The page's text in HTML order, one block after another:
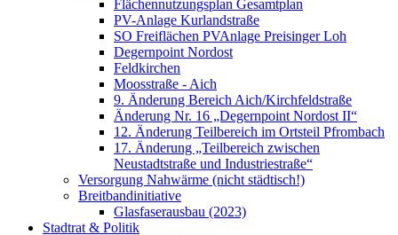
Flächennutzungsplan Gesamtplan
PV-Anlage Kurlandstraße
SO Freiflächen PV­Anlage Preisinger Loh
Degernpoint Nordost
Feldkirchen
Moosstraße - Aich
9. Änderung Bereich Aich/Kirchfeldstraße
Änderung Nr. 16 „Degernpoint Nordost II“
12. Änderung Teilbereich im Ortsteil Pfrombach
17. Änderung „Teilbereich zwischen
Neustadtstraße und Industriestraße“
Versorgung Nahwärme (nicht städtisch!)
Breitbandinitiative
Glasfaserausbau (2023)
Stadtrat & Politik